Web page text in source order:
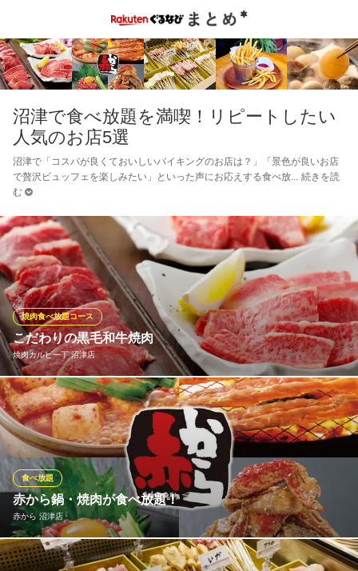
沼津で食べ放題を満喫！リピートしたい
人気のお店5選
沼津で「コスパが良くておいしいバイキングのお店は？」「景色が良いお店
で贅沢ビュッフェを楽しみたい」といった声にお応えする食べ放
続きを読
む
こだわりの黒毛和牛焼肉
焼肉カルビ一丁 沼津店
焼肉食べ放題コース
世界を代表する牛肉「黒毛和牛」。肉の風味、味、どれをとって
も申し分ありません。 カルビ一丁では一頭一頭プロが選別した物
だけを仕入れた黒毛和牛を鮮度の良い状態でお客様にご提供いた
します。
焼肉カルビ一丁 沼津店
焼肉
ＪＲ沼津駅北口 徒歩12分
静岡県沼津市高島本町8-56
赤から鍋・焼肉が食べ放題！
赤から 沼津店
食べ放題
赤から自慢の鍋・拘りの焼肉が食べ放題！ファミリーや学生など